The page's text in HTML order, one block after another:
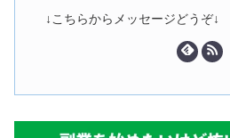
↓こちらからメッセージどうぞ↓